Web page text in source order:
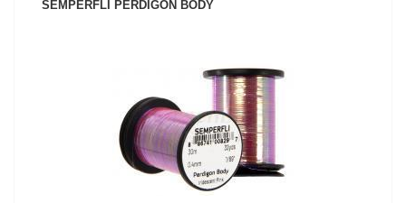
SEMPERFLI PERDIGON BODY
VEDI IL PRODOTTO